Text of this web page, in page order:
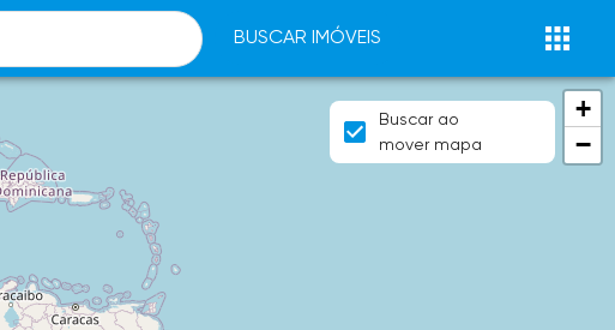
BUSCAR IMÓVEIS
+
−
Buscar ao
mover mapa